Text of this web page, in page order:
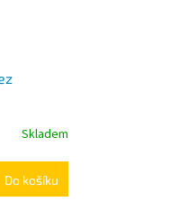
Skladem
Do košíku